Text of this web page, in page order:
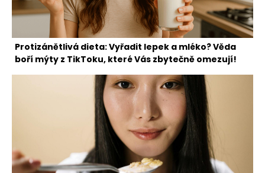
Protizánětlivá dieta: Vyřadit lepek a mléko? Věda
boří mýty z TikToku, které Vás zbytečně omezují!